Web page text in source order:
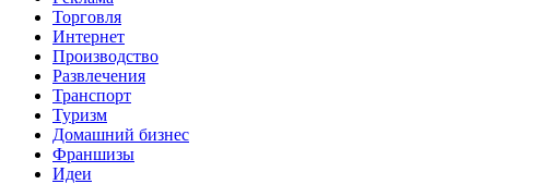
Торговля
Интернет
Производство
Развлечения
Транспорт
Туризм
Домашний бизнес
Франшизы
Идеи